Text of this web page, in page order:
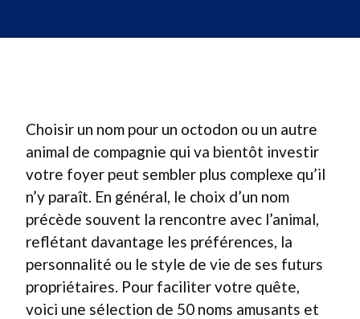
Choisir un nom pour un octodon ou un autre
animal de compagnie qui va bientôt investir
votre foyer peut sembler plus complexe qu’il
n’y paraît. En général, le choix d’un nom
précède souvent la rencontre avec l’animal,
reflétant davantage les préférences, la
personnalité ou le style de vie de ses futurs
propriétaires. Pour faciliter votre quête,
voici une sélection de 50 noms amusants et